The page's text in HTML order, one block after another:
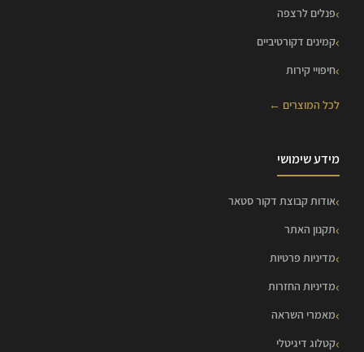
פנלים לרצפה
קמינים דקורטיביים
חיפויי קירות
לכל המוצרים ←
מידע שימושי
אודות קבוצת דקור סטאר
תקנון האתר
מדיניות פרטיות
מדיניות החזרות
מאמרי השראה
קטלוג דיגיטלי